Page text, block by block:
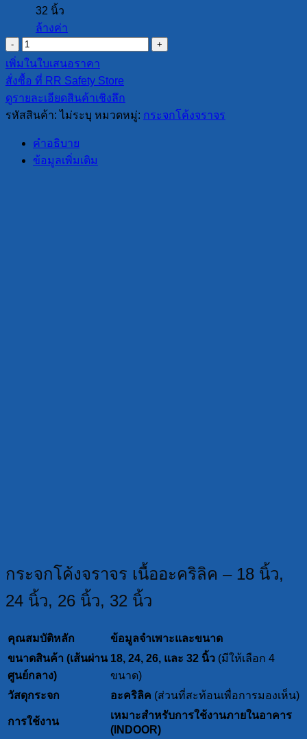
32 นิ้ว
ล้างค่า
จำนวน
กระจก
โค้ง
จราจร
เนื้อ
ริ
ลิค
เพิ่มในใบเสนอราคา
สั่งซื้อ ที่ RR Safety Store
ดูรายละเอียดสินค้าเชิงลึก
รหัสสินค้า:ไม่ระบุ หมวดหมู่: กระจกโค้งจราจร
คำอธิบาย
ข้อมูลเพิ่มเติม
กระจกโค้งจราจร เนื้ออะคริลิค – 18 นิ้ว,
24 นิ้ว, 26 นิ้ว, 32 นิ้ว
คุณสมบัติหลัก
ข้อมูลจำเพาะและขนาด
ขนาดสินค้า (เส้นผ่าน
ศูนย์กลาง)
18, 24, 26, และ 32 นิ้ว (มีให้เลือก 4
ขนาด)
วัสดุกระจก
อะคริลิค (ส่วนที่สะท้อนเพื่อการมองเห็น)
การใช้งาน
เหมาะสำหรับการใช้งานภายในอาคาร
(INDOOR)